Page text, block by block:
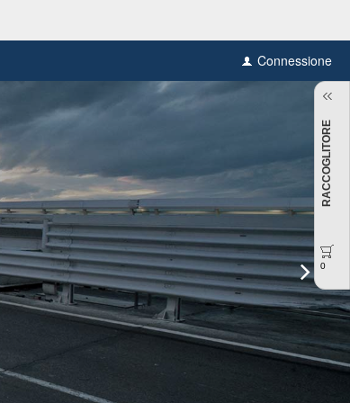
Connessione
RACCOGLITORE
0